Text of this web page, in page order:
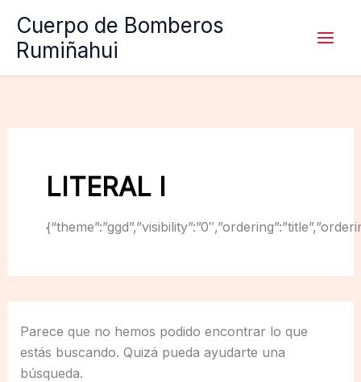
contenido
Cuerpo de Bomberos
Rumiñahui
LITERAL I
Parece que no hemos podido encontrar lo que
estás buscando. Quizá pueda ayudarte una
búsqueda.